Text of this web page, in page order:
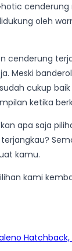
oleh
cenderung
Meski
cukup
ketika
apa saja
kamu.
kami